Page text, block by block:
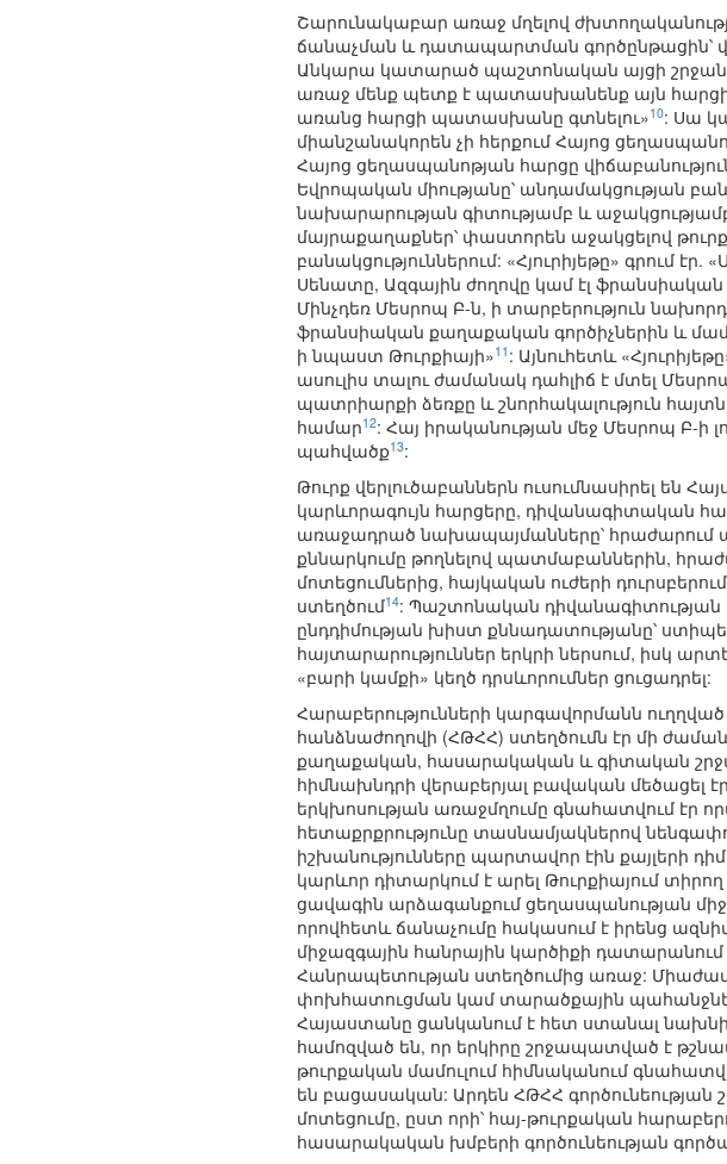
Շարունակաբար առաջ մղելով
ճանաչման և դատապարտման գործընթացին՝
Անկարա կատարած պաշտոնական այցի
առաջ մենք պետք է պատասխանենք այն հարցին,
առանց հարցի պատասխանը գտնելու»10: Սա
միանշանակորեն չի հերքում Հայոց
Հայոց ցեղասպանոթյան հարցը
Եվրոպական միությանը՝ անդամակցության
նախարարության գիտությամբ և
մայրաքաղաքներ՝ փաստորեն աջակցելով
բանակցություններում: «Հյուրիյեթը» գրում
Սենատը, Ազգային ժողովը կամ էլ
Մինչդեռ Մեսրոպ Բ-ն, ի տարբերություն
ֆրանսիական քաղաքական գործիչներին և
ի նպաստ Թուրքիայի»11 : Այնուհետև
ասուլիս տալու ժամանակ դահլիճ է մտել
պատրիարքի ձեռքը և շնորհակալություն
համար12: Հայ իրականության մեջ Մեսրոպ Բ-ի
պահվածք13:
Թուրք վերլուծաբաններն ուսումնասիրել են
կարևորագույն հարցերը, դիվանագիտական
առաջադրած նախապայմանները՝ հրաժարում
քննարկումը թողնելով պատմաբաններին,
մոտեցումներից, հայկական ուժերի
ստեղծում14: Պաշտոնական դիվանագիտության
ընդդիմության խիստ քննադատությանը՝
հայտարարություններ երկրի ներսում, իսկ
«բարի կամքի» կեղծ դրսևորումներ ցուցադրել:
Հարաբերությունների կարգավորմանն
հանձնաժողովի (ՀԹՀՀ) ստեղծումն էր մի
քաղաքական, հասարակական և գիտական
հիմնախնդրի վերաբերյալ բավական մեծացել
երկխոսության առաջմղումը գնահատվում էր
հետաքրքրությունը տասնամյակներով
իշխանությունները պարտավոր էին քայլերի
կարևոր դիտարկում է արել Թուրքիայում
ցավագին արձագանքում ցեղասպանության
որովհետև ճանաչումը հակասում է իրենց
միջազգային հանրային կարծիքի դատարանում
Հանրապետության ստեղծումից առաջ:
փոխհատուցման կամ տարածքային
Հայաստանը ցանկանում է հետ ստանալ
համոզված են, որ երկիրը շրջապատված է
թուրքական մամուլում հիմնականում
են բացասական: Արդեն ՀԹՀՀ
մոտեցումը, ըստ որի՝ հայ-թուրքական
հասարակական խմբերի գործունեության